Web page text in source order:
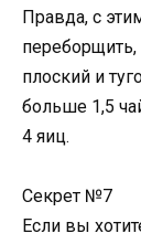
Правда, с
плоский и
больше 1,5
4 яиц.
Секрет №7
Если вы